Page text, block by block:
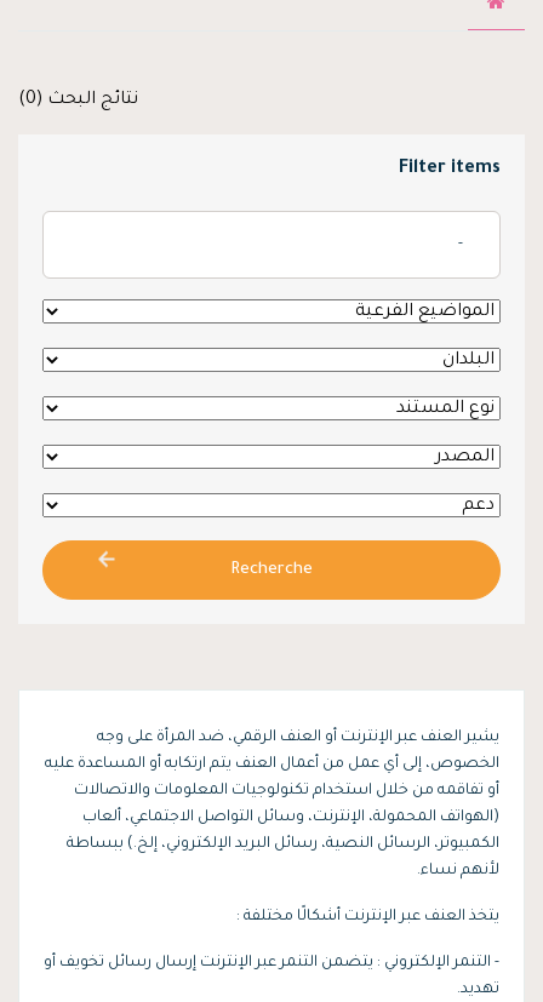
نتائج البحث (0)
يشير العنف عبر الإنترنت أو العنف الرقمي، ضد المرأة على وجه
الخصوص، إلى أي عمل من أعمال العنف يتم ارتكابه أو المساعدة عليه
أو تفاقمه من خلال استخدام تكنولوجيات المعلومات والاتصالات
(الهواتف المحمولة، الإنترنت، وسائل التواصل الاجتماعي، ألعاب
الكمبيوتر، الرسائل النصية، رسائل البريد الإلكتروني، إلخ.) ببساطة
لأنهم نساء.
يتخذ العنف عبر الإنترنت أشكالًا مختلفة :
- التنمر الإلكتروني : يتضمن التنمر عبر الإنترنت إرسال رسائل تخويف أو
تهديد.
Filter items
Recherche